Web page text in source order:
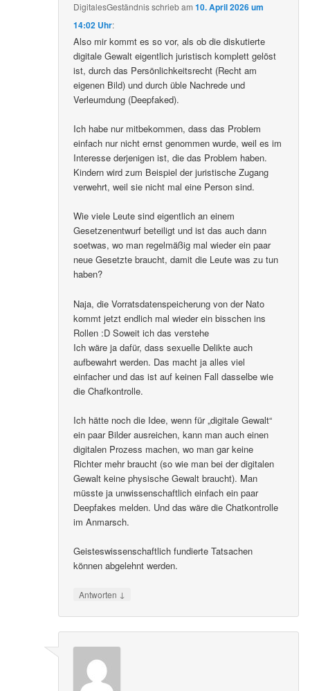
DigitalesGeständnisschriebam10. April 2026 um
14:02 Uhr:
Also mir kommt es so vor, als ob die diskutierte
digitale Gewalt eigentlich juristisch komplett gelöst
ist, durch das Persönlichkeitsrecht (Recht am
eigenen Bild) und durch üble Nachrede und
Verleumdung (Deepfaked).
Ich habe nur mitbekommen, dass das Problem
einfach nur nicht ernst genommen wurde, weil es im
Interesse derjenigen ist, die das Problem haben.
Kindern wird zum Beispiel der juristische Zugang
verwehrt, weil sie nicht mal eine Person sind.
Wie viele Leute sind eigentlich an einem
Gesetzenentwurf beteiligt und ist das auch dann
soetwas, wo man regelmäßig mal wieder ein paar
neue Gesetzte braucht, damit die Leute was zu tun
haben?
Naja, die Vorratsdatenspeicherung von der Nato
kommt jetzt endlich mal wieder ein bisschen ins
Rollen :D Soweit ich das verstehe
Ich wäre ja dafür, dass sexuelle Delikte auch
aufbewahrt werden. Das macht ja alles viel
einfacher und das ist auf keinen Fall dasselbe wie
die Chafkontrolle.
Ich hätte noch die Idee, wenn für „digitale Gewalt“
ein paar Bilder ausreichen, kann man auch einen
digitalen Prozess machen, wo man gar keine
Richter mehr braucht (so wie man bei der digitalen
Gewalt keine physische Gewalt braucht). Man
müsste ja unwissenschaftlich einfach ein paar
Deepfakes melden. Und das wäre die Chatkontrolle
im Anmarsch.
Geisteswissenschaftlich fundierte Tatsachen
können abgelehnt werden.
Antworten ↓